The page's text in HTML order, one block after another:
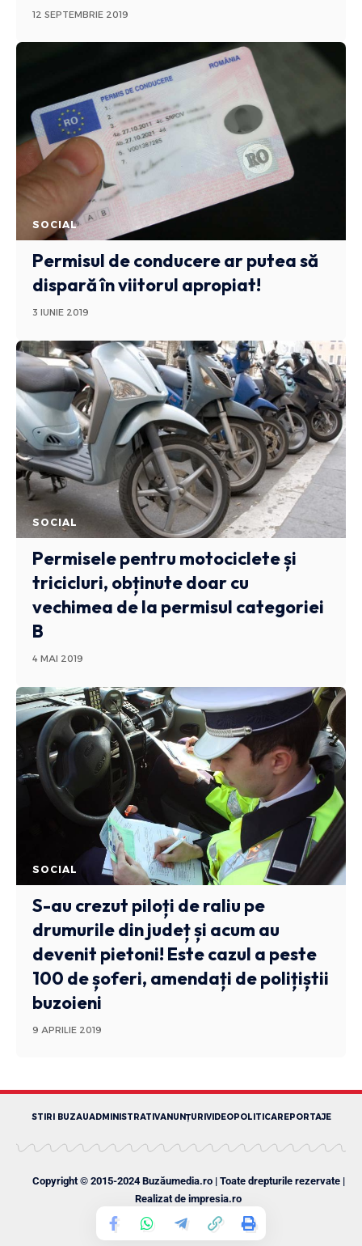
12 SEPTEMBRIE 2019
SOCIAL
Permisul de conducere ar putea să
dispară în viitorul apropiat!
3 IUNIE 2019
SOCIAL
Permisele pentru motociclete și
tricicluri, obținute doar cu
vechimea de la permisul categoriei
B
4 MAI 2019
SOCIAL
S-au crezut piloți de raliu pe
drumurile din județ și acum au
devenit pietoni! Este cazul a peste
100 de șoferi, amendați de polițiștii
buzoieni
9 APRILIE 2019
STIRI BUZAUADMINISTRATIVANUNȚURIVIDEOPOLITICAREPORTAJE
Copyright © 2015-2024 Buzăumedia.ro | Toate drepturile rezervate |
Realizat de impresia.ro